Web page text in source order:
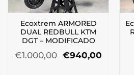
Ecoxtrem ARMORED
DUAL REDBULL KTM
DGT – MODIFICADO
€1.000,00 El
€940,00El